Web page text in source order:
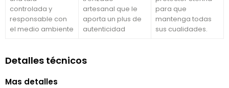
controlada y
responsable con
el medio ambiente
artesanal que le
aporta un plus de
autenticidad
para que
mantenga todas
sus cualidades.
Detalles técnicos
Mas detalles